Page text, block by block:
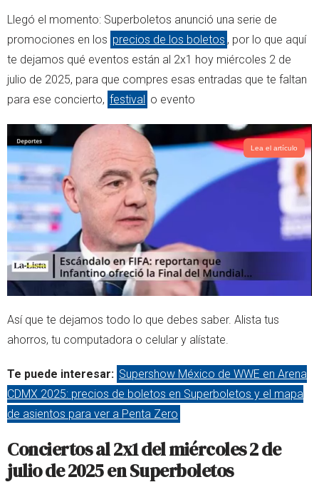
t
t
r
t
s
p
p
Llegó el momento: Superboletos anunció una serie de
promociones en los precios de los boletos , por lo que aquí
te dejamos qué eventos están al 2x1 hoy miércoles 2 de
julio de 2025, para que compres esas entradas que te faltan
para ese concierto, festival o evento
Lea el artículo
Así que te dejamos todo lo que debes saber. Alista tus
ahorros, tu computadora o celular y alístate.
Te puede interesar: Supershow México de WWE en Arena
CDMX 2025: precios de boletos en Superboletos y el mapa
de asientos para ver a Penta Zero
Conciertos al 2x1 del miércoles 2 de
julio de 2025 en Superboletos